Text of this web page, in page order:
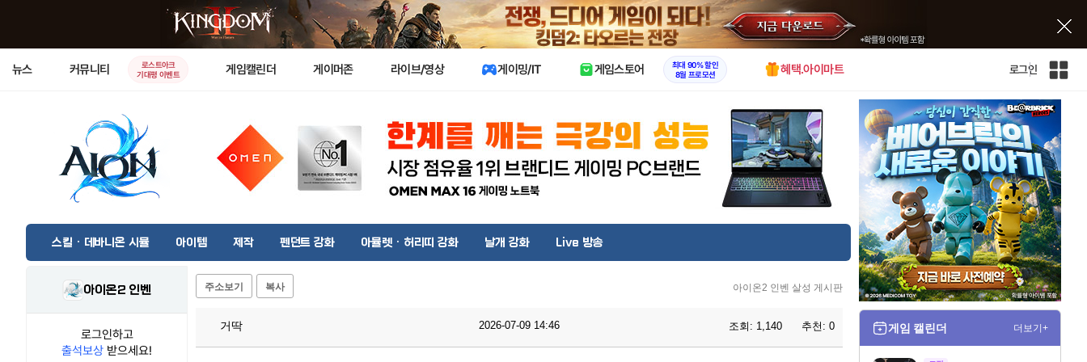
X
뉴스 커뮤니티
로스트아크
기대평 이벤트
게임캘린더 게이머존 라이브/영상 게이밍/IT 게임스토어
최대 90% 할인
8월 프로모션
혜택.아이마트 로그인
인
사
이
트
맵
스킬 · 데바니온 시뮬 아이템 제작 펜던트 강화 아뮬렛 · 허리띠 강화 날개 강화 Live 방송
아이온2 인벤
로그인하고
출석보상 받으세요!
주소보기 복사 아이온2 인벤 살성 게시판
거딱 2026-07-09 14:46 조회: 1,140 추천: 0 게임 캘린더 더보기+